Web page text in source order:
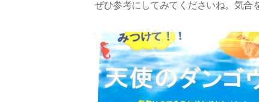
ぜひ参考にしてみてくださいね。気合